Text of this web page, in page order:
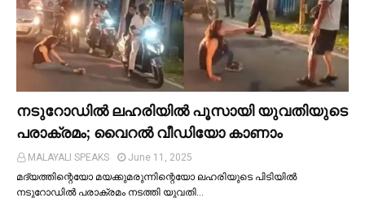
നടുറോഡില്‍ ലഹരിയില്‍ പൂസായി യുവതിയുടെ
പരാക്രമം; വൈറൽ വീഡിയോ കാണാം
MALAYALI SPEAKS
June 11, 2025
മദ്യത്തിന്റെയോ മയക്കുമരുന്നിന്റെയോ ലഹരിയുടെ പിടിയില്‍
നടുറോഡില്‍ പരാക്രമം നടത്തി യുവതി…